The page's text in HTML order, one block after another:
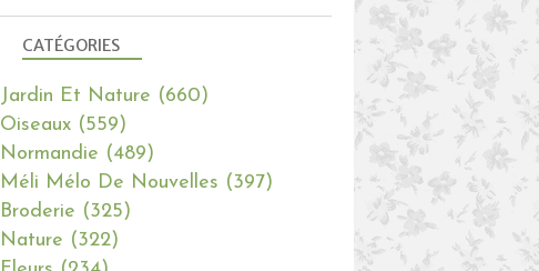
CATÉGORIES
Jardin Et Nature (660)
Oiseaux (559)
Normandie (489)
Méli Mélo De Nouvelles (397)
Broderie (325)
Nature (322)